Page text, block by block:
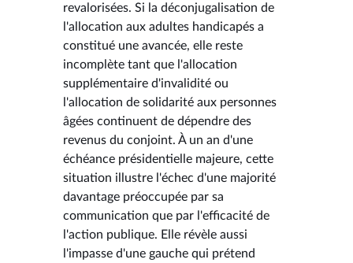
revalorisées. Si la déconjugalisation de
l'allocation aux adultes handicapés a
constitué une avancée, elle reste
incomplète tant que l'allocation
supplémentaire d'invalidité ou
l'allocation de solidarité aux personnes
âgées continuent de dépendre des
revenus du conjoint. À un an d'une
échéance présidentielle majeure, cette
situation illustre l'échec d'une majorité
davantage préoccupée par sa
communication que par l'efficacité de
l'action publique. Elle révèle aussi
l'impasse d'une gauche qui prétend